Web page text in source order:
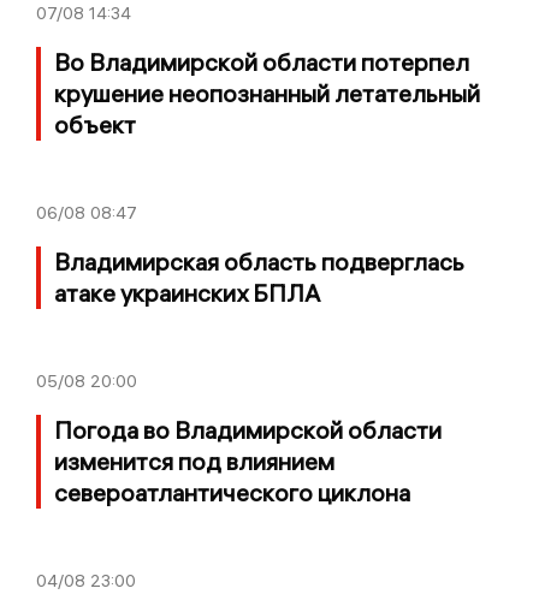
07/08 14:34
Во Владимирской области потерпел
крушение неопознанный летательный
объект
06/08 08:47
Владимирская область подверглась
атаке украинских БПЛА
05/08 20:00
Погода во Владимирской области
изменится под влиянием
североатлантического циклона
04/08 23:00